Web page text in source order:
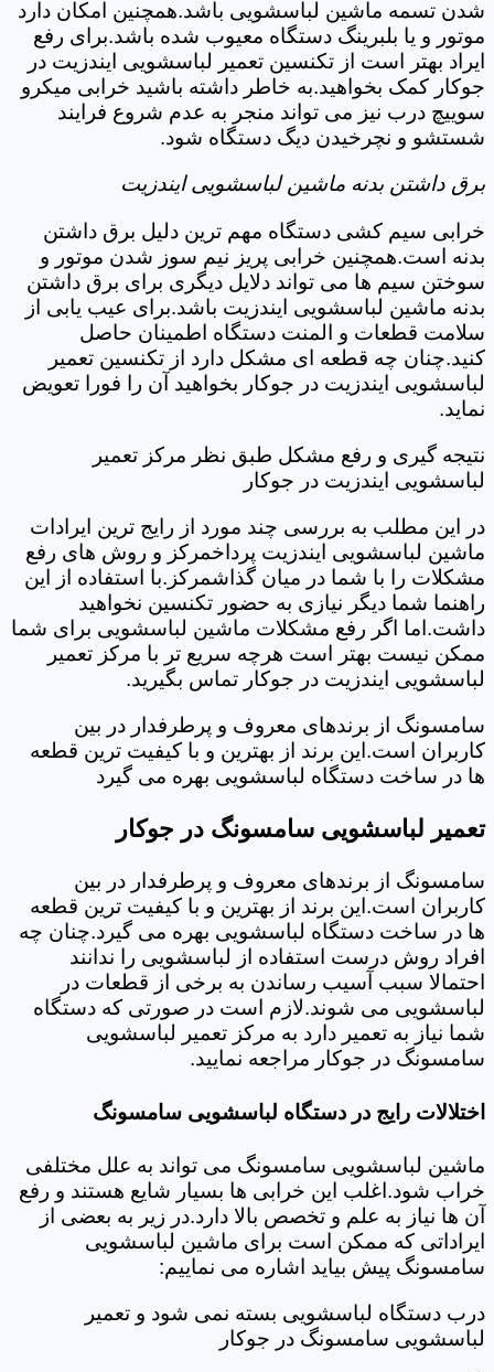
شدن تسمه ماشین لباسشویی باشد.همچنین امکان دارد
موتور و یا بلبرینگ دستگاه معیوب شده باشد.برای رفع
ایراد بهتر است از تکنسین تعمیر لباسشویی ایندزیت در
جوکار کمک بخواهید.به خاطر داشته باشید خرابی میکرو
سوییچ درب نیز می تواند منجر به عدم شروع فرایند
شستشو و نچرخیدن دیگ دستگاه شود.
برق داشتن بدنه ماشین لباسشویی ایندزیت
خرابی سیم کشی دستگاه مهم ترین دلیل برق داشتن
بدنه است.همچنین خرابی پریز نیم سوز شدن موتور و
سوختن سیم ها می تواند دلایل دیگری برای برق داشتن
بدنه ماشین لباسشویی ایندزیت باشد.برای عیب یابی از
سلامت قطعات و المنت دستگاه اطمینان حاصل
کنید.چنان چه قطعه ای مشکل دارد از تکنسین تعمیر
لباسشویی ایندزیت در جوکار بخواهید آن را فورا تعویض
نماید.
نتیجه گیری و رفع مشکل طبق نظر مرکز تعمیر
لباسشویی ایندزیت در جوکار
در این مطلب به بررسی چند مورد از رایج ترین ایرادات
ماشین لباسشویی ایندزیت پرداخمرکز و روش های رفع
مشکلات را با شما در میان گذاشمرکز.با استفاده از این
راهنما شما دیگر نیازی به حضور تکنسین نخواهید
داشت.اما اگر رفع مشکلات ماشین لباسشویی برای شما
ممکن نیست بهتر است هرچه سریع تر با مرکز تعمیر
لباسشویی ایندزیت در جوکار تماس بگیرید.
سامسونگ از برندهای معروف و پرطرفدار در بین
کاربران است.این برند از بهترین و با کیفیت ترین قطعه
ها در ساخت دستگاه لباسشویی بهره می گیرد
تعمیر لباسشویی سامسونگ در جوکار
سامسونگ از برندهای معروف و پرطرفدار در بین
کاربران است.این برند از بهترین و با کیفیت ترین قطعه
ها در ساخت دستگاه لباسشویی بهره می گیرد.چنان چه
افراد روش درست استفاده از لباسشویی را ندانند
احتمالا سبب آسیب رساندن به برخی از قطعات در
لباسشویی می شوند.لازم است در صورتی که دستگاه
شما نیاز به تعمیر دارد به مرکز تعمیر لباسشویی
سامسونگ در جوکار مراجعه نمایید.
اختلالات رایج در دستگاه لباسشویی سامسونگ
ماشین لباسشویی سامسونگ می تواند به علل مختلفی
خراب شود.اغلب این خرابی ها بسیار شایع هستند و رفع
آن ها نیاز به علم و تخصص بالا دارد.در زیر به بعضی از
ایراداتی که ممکن است برای ماشین لباسشویی
سامسونگ پیش بیاید اشاره می نماییم:
درب دستگاه لباسشویی بسته نمی شود و تعمیر
لباسشویی سامسونگ در جوکار